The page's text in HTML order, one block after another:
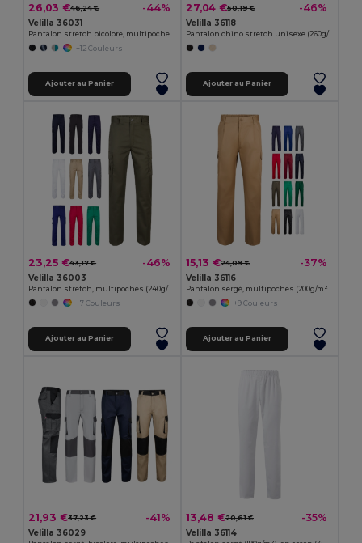
26,03 €46,24 € -44%
Velilla 36031
+12 Couleurs
Ajouter au Panier
27,04 €50,19 € -46%
Velilla 36118
Pantalon chino stretch unisexe (260g/m²), en coton (98%) et élasthanne (2%)
Ajouter au Panier
23,25 €43,17 € -46%
Velilla 36003
Pantalon stretch, multipoches (240g/m²) en coton (46%), EME (38%) et polyester (16%)
+7 Couleurs
Ajouter au Panier
15,13 €24,09 € -37%
Velilla 36116
+9 Couleurs
Ajouter au Panier
21,93 €37,23 € -41%
Velilla 36029
13,48 €20,61 € -35%
Velilla 36114